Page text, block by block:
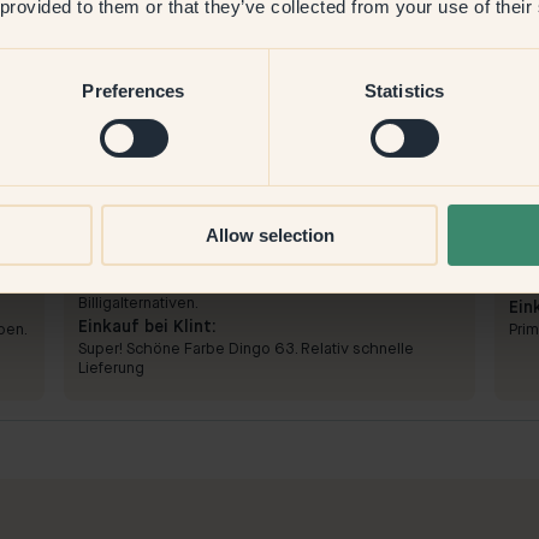
to them or that they’ve collected from your use of
Preferences Statistics
Allow selection
Zum Streichen mit: 63 — Dingo
Billigalternativen.
Einkauf bei Klint:
Super! Schöne Farbe Dingo 63. Relativ schnelle
Lieferung